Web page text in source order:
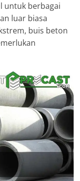
untuk berbagai
luar biasa
buis beton